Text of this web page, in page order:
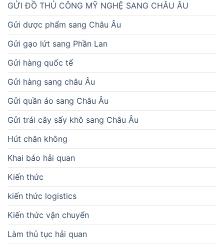
GỬI ĐỒ THỦ CÔNG MỸ NGHỆ SANG CHÂU ÂU
Gửi dược phẩm sang Châu Âu
Gửi gạo lứt sang Phần Lan
Gửi hàng quốc tế
Gửi hàng sang châu Âu
Gửi quần áo sang Châu Âu
Gửi trái cây sấy khô sang Châu Âu
Hút chân không
Khai báo hải quan
Kiến thức
kiến thức logistics
Kiến thức vận chuyển
Làm thủ tục hải quan